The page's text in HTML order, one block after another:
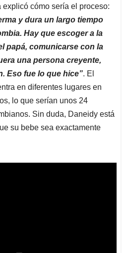
cómo sería el proceso:
y dura un largo tiempo
Hay que escoger a la
papá, comunicarse con la
una persona creyente,
Eso fue lo que hice”. El
en diferentes lugares en
lo que serían unos 24
Sin duda, Daneidy está
su bebe sea exactamente